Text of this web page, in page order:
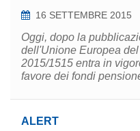
16 SETTEMBRE 2015
Oggi, dopo la
dell'Unione Europea
2015/1515 entra in
favore dei fondi
ALERT